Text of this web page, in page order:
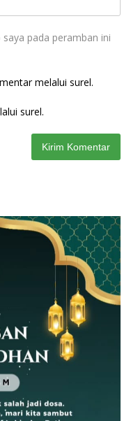
pada peramban ini
melalui surel.
surel.